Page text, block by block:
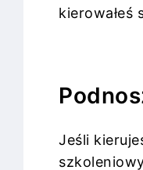
kierowałeś
Jeśli